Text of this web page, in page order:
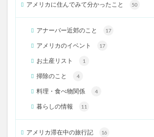
アメリカに住んでみて分かったこと 50
アナーバー近郊のこと 17
アメリカのイベント 17
お土産リスト 1
掃除のこと 4
料理・食べ物関係 4
暮らしの情報 11
アメリカ滞在中の旅行記 16